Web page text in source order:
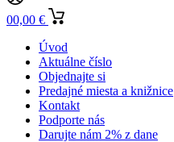
00,00 €
Úvod
Aktuálne číslo
Objednajte si
Predajné miesta a knižnice
Kontakt
Podporte nás
Darujte nám 2% z dane